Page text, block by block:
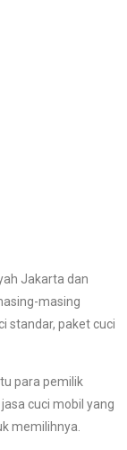
Jakarta dan
masing
standar, paket cuci
para pemilik
cuci mobil yang
memilihnya.